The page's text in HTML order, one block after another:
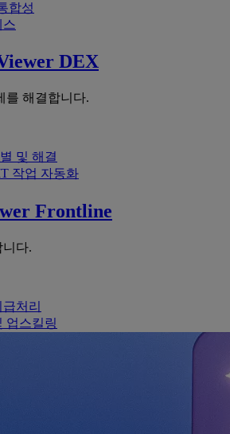
합성
스
DEX
를 해결합니다.
및 해결
작업 자동화
Frontline
다.
처리
업스킬링